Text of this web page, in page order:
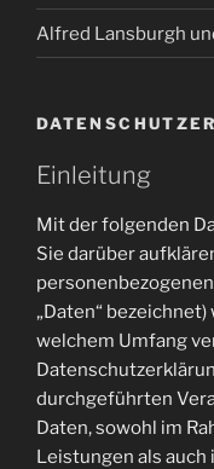
Alfred Lansburgh
Einleitung
Mit der folgenden
Sie darüber
„Daten“
welchem Umfang
durchgeführten
Daten, sowohl im
Leistungen als